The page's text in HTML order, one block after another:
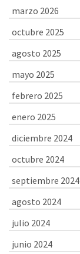
marzo 2026
octubre 2025
agosto 2025
mayo 2025
febrero 2025
enero 2025
diciembre 2024
octubre 2024
septiembre 2024
agosto 2024
julio 2024
junio 2024